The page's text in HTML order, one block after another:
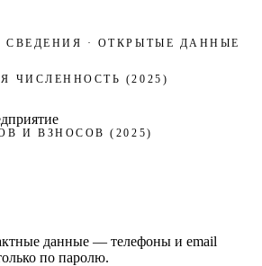
· ОТКРЫТЫЕ ДАННЫЕ
ЧИСЛЕННОСТЬ (2025)
И ВЗНОСОВ (2025)
данные — телефоны и email
по паролю.